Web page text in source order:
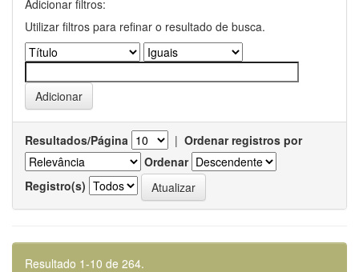
Adicionar filtros:
Utilizar filtros para refinar o resultado de busca.
Resultados/Página | Ordenar registros por
Ordenar
Registro(s)
Resultado 1-10 de 264.